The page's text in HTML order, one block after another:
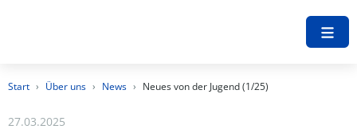
Start Über uns News Neues von der Jugend (1/25)
27.03.2025